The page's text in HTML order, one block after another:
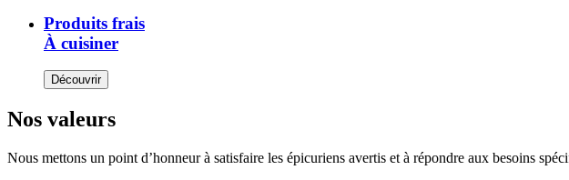
Produits frais
À cuisiner
Découvrir
Nos valeurs
Nous mettons un point d’honneur à satisfaire les épicuriens avertis et à répondre aux besoins